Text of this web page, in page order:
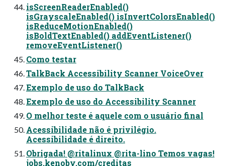
isScreenReaderEnabled()
isGrayscaleEnabled() isInvertColorsEnabled()
isReduceMotionEnabled()
isBoldTextEnabled() addEventListener()
removeEventListener()
Como testar
TalkBack Accessibility Scanner VoiceOver
Exemplo de uso do TalkBack
Exemplo de uso do Accessibility Scanner
O melhor teste é aquele com o usuário final
Acessibilidade não é privilégio.
Acessibilidade é direito.
Obrigada! @ritalinux @rita-lino Temos vagas!
jobs.kenoby.com/creditas